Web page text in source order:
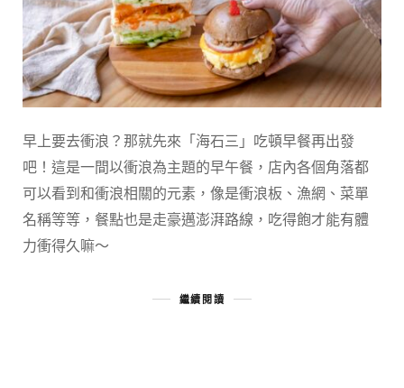
早上要去衝浪？那就先來「海石三」吃頓早餐再出發
吧！這是一間以衝浪為主題的早午餐，店內各個角落都
可以看到和衝浪相關的元素，像是衝浪板、漁網、菜單
名稱等等，餐點也是走豪邁澎湃路線，吃得飽才能有體
力衝得久嘛～
繼續閱讀